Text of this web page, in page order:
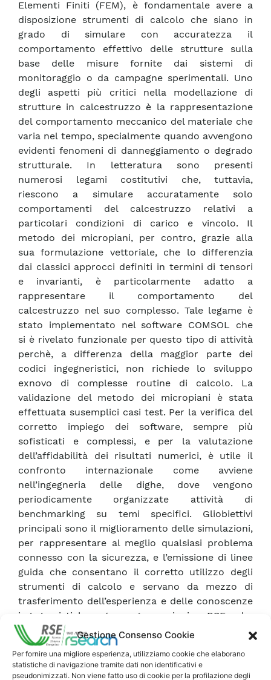
Gestione Consenso Cookie
Per fornire una migliore esperienza, utilizziamo cookie che elaborano
statistiche di navigazione tramite dati non identificativi e
pseudonimizzati. Non viene fatto uso di cookie per la profilazione degli
Elementi Finiti (FEM), è fondamentale avere a
disposizione strumenti di calcolo che siano in
grado di simulare con accuratezza il
comportamento effettivo delle strutture sulla
base delle misure fornite dai sistemi di
monitoraggio o da campagne sperimentali. Uno
degli aspetti più critici nella modellazione di
strutture in calcestruzzo è la rappresentazione
del comportamento meccanico del materiale che
varia nel tempo, specialmente quando avvengono
evidenti fenomeni di danneggiamento o degrado
strutturale. In letteratura sono presenti
numerosi legami costitutivi che, tuttavia,
riescono a simulare accuratamente solo
comportamenti del calcestruzzo relativi a
particolari condizioni di carico e vincolo. Il
metodo dei micropiani, per contro, grazie alla
sua formulazione vettoriale, che lo differenzia
dai classici approcci definiti in termini di tensori
e invarianti, è particolarmente adatto a
rappresentare il comportamento del
calcestruzzo nel suo complesso. Tale legame è
stato implementato nel software COMSOL che
si è rivelato funzionale per questo tipo di attività
perchè, a differenza della maggior parte dei
codici ingegneristici, non richiede lo sviluppo
exnovo di complesse routine di calcolo. La
validazione del metodo dei micropiani è stata
effettuata susemplici casi test. Per la verifica del
corretto impiego dei software, sempre più
sofisticati e complessi, e per la valutazione
dell’affidabilità dei risultati numerici, è utile il
confronto internazionale come avviene
nell’ingegneria delle dighe, dove vengono
periodicamente organizzate attività di
benchmarking su temi specifici. Gliobiettivi
principali sono il miglioramento delle simulazioni,
per rappresentare al meglio qualsiasi problema
connesso con la sicurezza, e l’emissione di linee
guida che consentano il corretto utilizzo degli
strumenti di calcolo e servano da mezzo di
trasferimento dell’esperienza e delle conoscenze
ingegneristiche tra generazioni. RSE ha
partecipato all’11° Benchmark Workshop,
svolgendo il Tema A(Effect of concrete swelling
on the equilibrium and displacements of an arch
dam) e il Tema C (Estimation of the probability of